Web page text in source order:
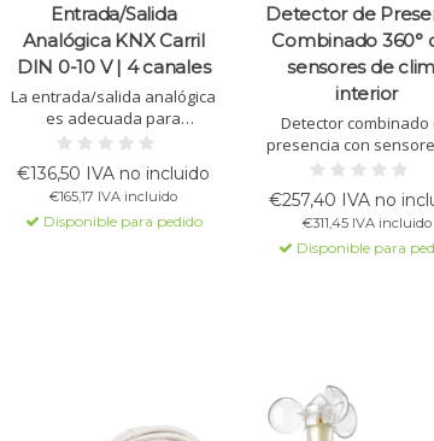
Entrada/Salida
Analógica KNX Carril
DIN 0-10 V | 4 canales
La entrada/salida analógica
es adecuada para
dispositivos con entradas de
0-10V y para registrar datos
de 0-20mA/0-10V. Cada canal
es configurable. Ancho: 2 TE.
€136,50 IVA no incluido
€165,17 IVA incluido
Disponible para pedido
Detector de
Combinado 360°
sensores de
interior
Detector combinado
presencia con
temperatura, humedad,
y COV. Detección de
RGB para visualización
calidad del aire y
luz constante para
€257,40 IVA no
€311,45 IVA incluido
Disponible para